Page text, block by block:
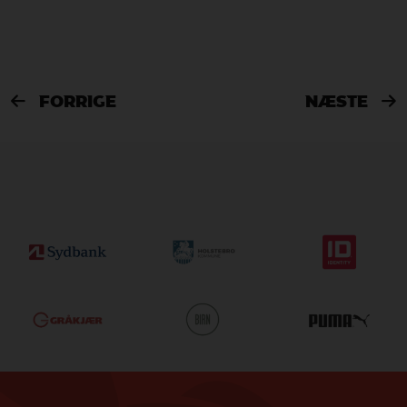
 FORRIGE NÆSTE 